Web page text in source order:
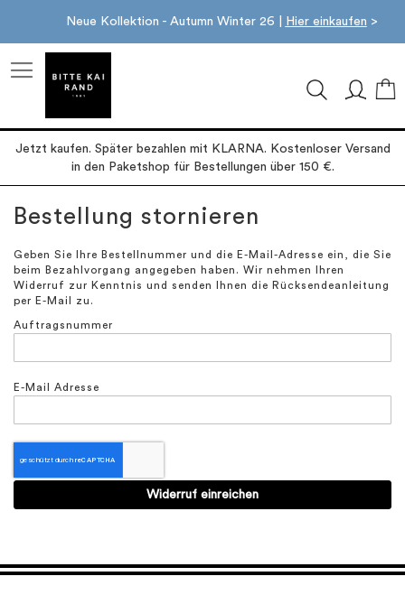
Neue Kollektion - Autumn Winter 26 | Hier einkaufen >
Jetzt kaufen. Später bezahlen mit KLARNA. Kostenloser Versand
in den Paketshop für Bestellungen über 150 €.
Bestellung stornieren
Geben Sie Ihre Bestellnummer und die E-Mail-Adresse ein, die Sie
beim Bezahlvorgang angegeben haben. Wir nehmen Ihren
Widerruf zur Kenntnis und senden Ihnen die Rücksendeanleitung
per E-Mail zu.
Auftragsnummer
E-Mail Adresse
Widerruf einreichen